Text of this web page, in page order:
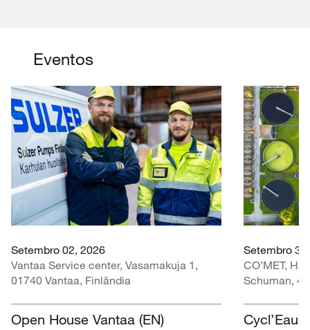
Eventos
Setembro 02, 2026
Vantaa Service center, Vasamakuja 1,
01740 Vantaa, Finlândia
Open House Vantaa (EN)
Setembro
CO’MET,
Schuman,
Cycl’Eau